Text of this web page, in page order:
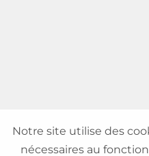
Notre site utilise des
nécessaires au